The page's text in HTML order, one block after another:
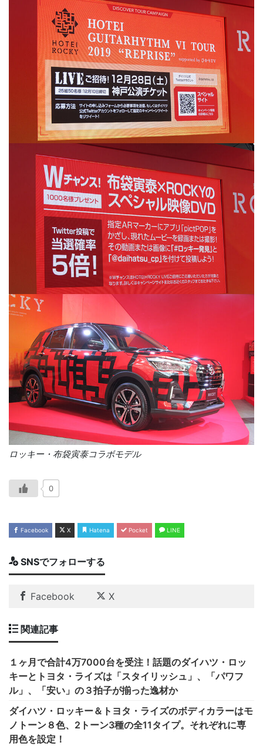
ロッキー・布袋寅泰コラボモデル
0
Facebook X Hatena Pocket LINE
SNSでフォローする
Facebook X
関連記事
１ヶ月で合計4万7000台を受注！話題のダイハツ・ロッ
キーとトヨタ・ライズは「スタイリッシュ」、「パワフ
ル」、「安い」の３拍子が揃った逸材か
ダイハツ・ロッキー＆トヨタ・ライズのボディカラーはモ
ノトーン８色、2トーン3種の全11タイプ。それぞれに専
用色を設定！